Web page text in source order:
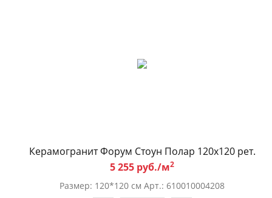
Керамогранит Форум Стоун Полар 120x120 рет.
5 255 руб./м2
Размер: 120*120 см Арт.: 610010004208